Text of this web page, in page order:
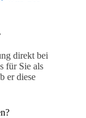
direkt bei
für Sie als
er diese